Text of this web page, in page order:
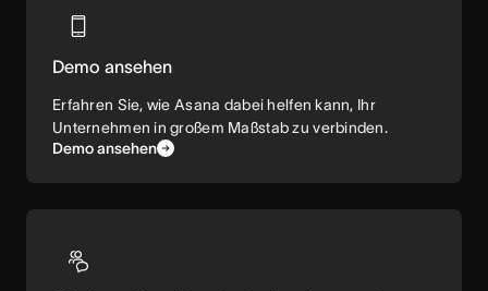
Demo ansehen
Erfahren Sie, wie Asana dabei helfen kann, Ihr
Unternehmen in großem Maßstab zu verbinden.
Demo ansehen